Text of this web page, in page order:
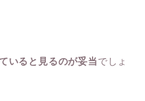
いると見るのが妥当でしょ